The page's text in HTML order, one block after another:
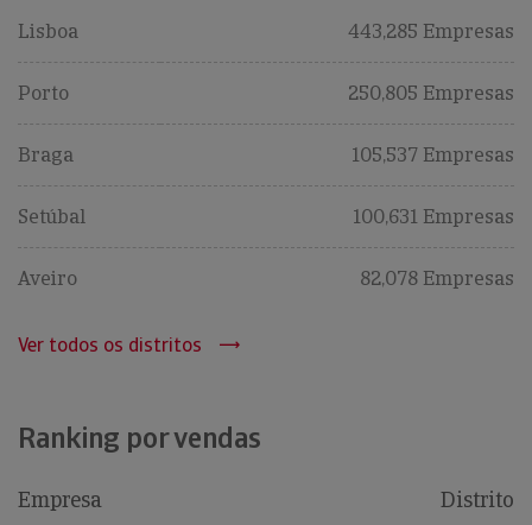
Lisboa 443,285 Empresas
Porto 250,805 Empresas
Braga 105,537 Empresas
Setúbal 100,631 Empresas
Aveiro 82,078 Empresas
Ver todos os distritos
Ranking por vendas
Empresa Distrito